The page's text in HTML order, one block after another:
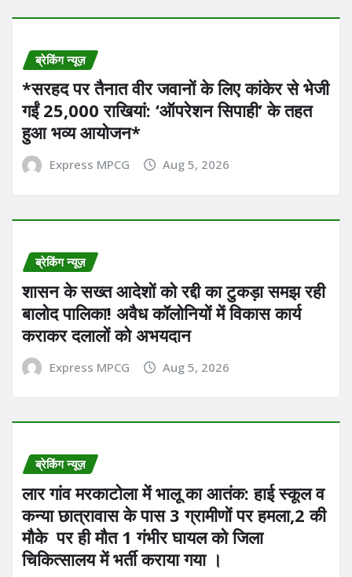
ब्रेकिंग न्यूज़
*सरहद पर तैनात वीर जवानों के लिए कांकेर से भेजी
गईं 25,000 राखियां: ‘ऑपरेशन सिपाही’ के तहत
हुआ भव्य आयोजन*
Express MPCG Aug 5, 2026
ब्रेकिंग न्यूज़
शासन के सख्त आदेशों को रद्दी का टुकड़ा समझ रही
बालोद पालिका! अवैध कॉलोनियों में विकास कार्य
कराकर दलालों को अभयदान
Express MPCG Aug 5, 2026
ब्रेकिंग न्यूज़
लार गांव मरकाटोला में भालू का आतंक: हाई स्कूल व
कन्या छात्रावास के पास 3 ग्रामीणों पर हमला,2 की
मौके पर ही मौत 1 गंभीर घायल को जिला
चिकित्सालय में भर्ती कराया गया ।